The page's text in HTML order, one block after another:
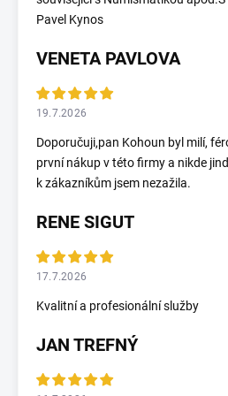
Pavel Kynos
VENETA PAVLOVA
19.7.2026
Doporučuji,pan Kohoun byl milí,
první nákup v této firmy a nikde
k zákazníkům jsem nezažila.
RENE SIGUT
17.7.2026
Kvalitní a profesionální služby
JAN TREFNÝ